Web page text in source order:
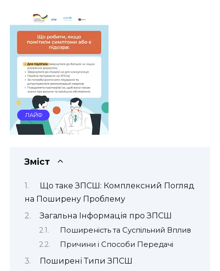
ЛАЙФ
Зміст
Що таке ЗПСШ: Комплексний Погляд
на Поширену Проблему
Загальна Інформація про ЗПСШ
Поширеність та Суспільний Вплив
Причини і Способи Передачі
Поширені Типи ЗПСШ